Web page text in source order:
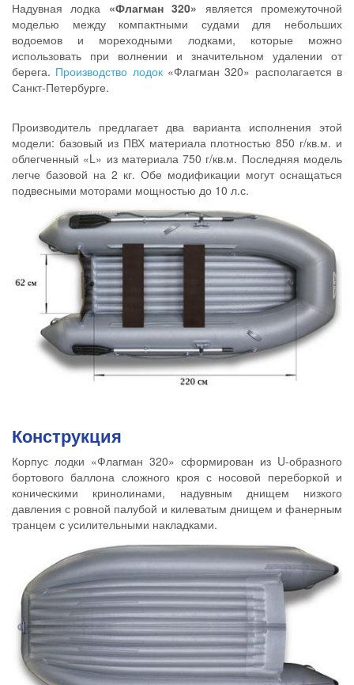
Надувная лодка «Флагман 320» является промежуточной
моделью между компактными судами для небольших
водоемов и мореходными лодками, которые можно
использовать при волнении и значительном удалении от
берега. Производство лодок«Флагман 320» располагается в
Санкт-Петербурге.
Производитель предлагает два варианта исполнения этой
модели: базовый из ПВХ материала плотностью 850 г/кв.м. и
облегченный «L» из материала 750 г/кв.м. Последняя модель
легче базовой на 2 кг. Обе модификации могут оснащаться
подвесными моторами мощностью до 10 л.с.
Конструкция
Корпус лодки «Флагман 320» сформирован из U-образного
бортового баллона сложного кроя с носовой переборкой и
коническими кринолинами, надувным днищем низкого
давления с ровной палубой и килеватым днищем и фанерным
транцем с усилительными накладками.